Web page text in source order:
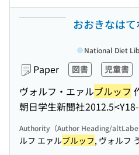
おおきなはて
Paper 図書 児童書
ヴォルフ・エァルブルッフ
朝日学生新聞社2012.5
National Diet
Authority（Author Heading/altLabel
ルフ エァルブルッフ, ヴォルフ